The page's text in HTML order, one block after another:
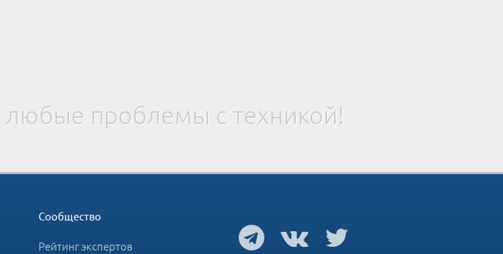
проблемы с техникой!
Сообщество
Рейтинг экспертов